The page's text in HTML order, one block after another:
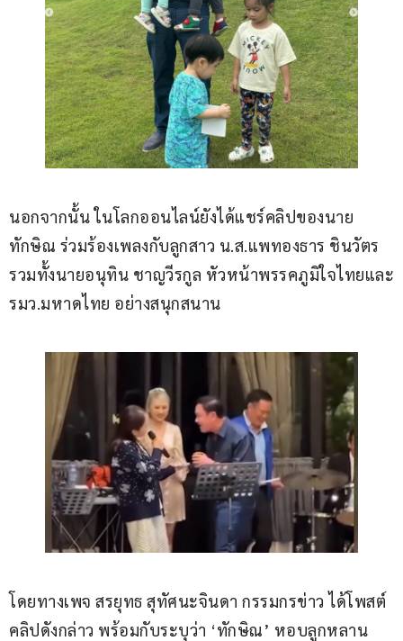
นอกจากนั้น ในโลกออนไลน์ยังได้แชร์คลิปของนาย
ทักษิณ ร่วมร้องเพลงกับลูกสาว น.ส.แพทองธาร ชินวัตร
รวมทั้งนายอนุทิน ชาญวีรกูล หัวหน้าพรรคภูมิใจไทยและ
รมว.มหาดไทย อย่างสนุกสนาน
โดยทางเพจ สรยุทธ สุทัศนะจินดา กรรมกรข่าว ได้โพสต์
คลิปดังกล่าว พร้อมกับระบุว่า ‘ทักษิณ’ หอบลูกหลาน